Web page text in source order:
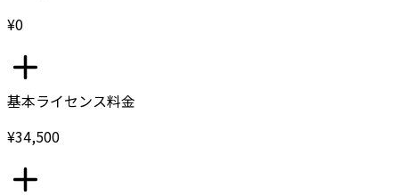
¥0
基本ライセンス料金
¥34,500